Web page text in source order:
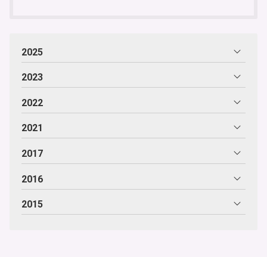
2025
2023
2022
2021
2017
2016
2015